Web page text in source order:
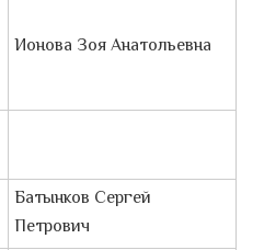
Ионова Зоя Анатольевна
Батынков Сергей
Петрович